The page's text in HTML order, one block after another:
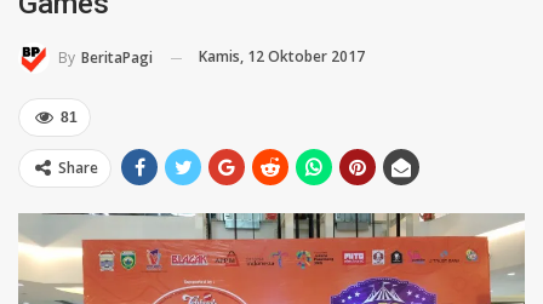
By BeritaPagi Kamis, 12 Oktober 2017
81
Share